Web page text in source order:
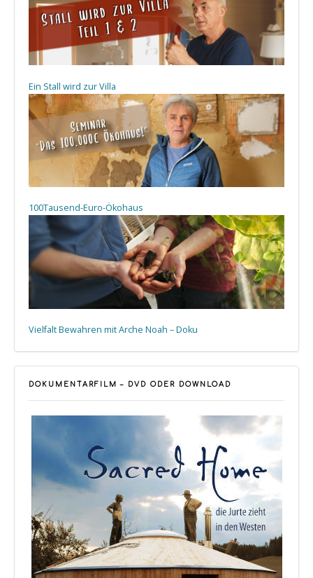
Ein Stall wird zur Villa
100Tausend-Euro-Ökohaus
Vielfalt Bewahren mit Arche Noah – Doku
DOKUMENTARFILM – DVD ODER DOWNLOAD